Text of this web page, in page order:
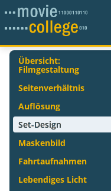
Übersicht:
Filmgestaltung
Seitenverhältnis
Auflösung
Set-Design
Maskenbild
Fahrtaufnahmen
Lebendiges Licht